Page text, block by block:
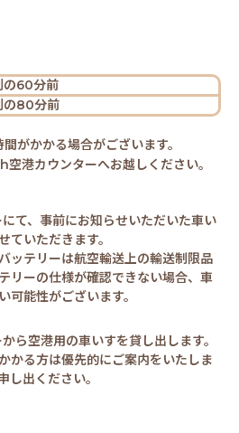
の60分前
の80分前
がかかる場合がございます。
港カウンターへお越しください。
て、事前にお知らせいただいた車い
ていただきます。
ッテリーは航空輸送上の輸送制限品
リーの仕様が確認できない場合、車
可能性がございます。
ら空港用の車いすを貸し出します。
かる方は優先的にご案内をいたしま
し出ください。